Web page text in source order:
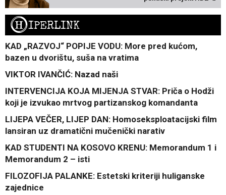
HIPERLINK
KAD „RAZVOJ“ POPIJE VODU: More pred kućom,
bazen u dvorištu, suša na vratima
VIKTOR IVANČIĆ: Nazad naši
INTERVENCIJA KOJA MIJENJA STVAR: Priča o Hodži
koji je izvukao mrtvog partizanskog komandanta
LIJEPA VEČER, LIJEP DAN: Homoseksploatacijski film
lansiran uz dramatični mučenički narativ
KAD STUDENTI NA KOSOVO KRENU: Memorandum 1 i
Memorandum 2 – isti
FILOZOFIJA PALANKE: Estetski kriteriji huliganske
zajednice